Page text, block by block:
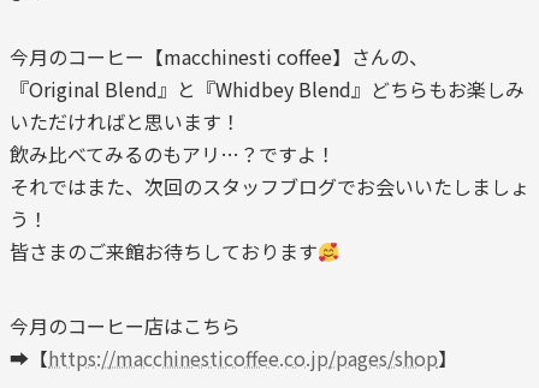
今月のコーヒー【macchinesti coffee】さんの、
『Original Blend』と『Whidbey Blend』どちらもお楽しみ
いただければと思います！
飲み比べてみるのもアリ…？ですよ！
それではまた、次回のスタッフブログでお会いいたしましょ
う！
皆さまのご来館お待ちしております
今月のコーヒー店はこちら
➡【https://macchinesticoffee.co.jp/pages/shop】